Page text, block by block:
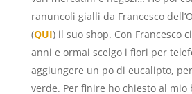
ranuncoli gialli da Francesco
(QUI) il suo shop. Con Francesco
anni e ormai scelgo i fiori per
aggiungere un po di eucalipto,
verde. Per finire ho chiesto al mio